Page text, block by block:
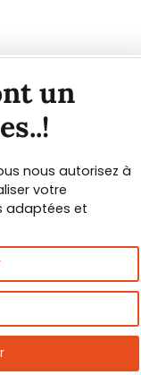
un
nous autorisez à
votre
adaptées et
les
!
et
le guide des
numérique
les épices et
!